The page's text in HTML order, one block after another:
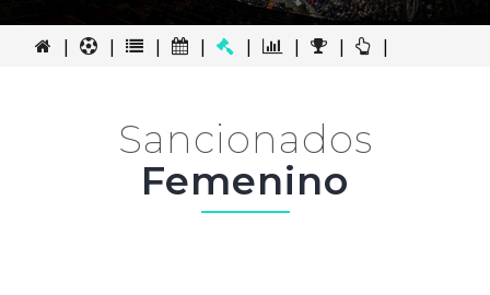
| | | | | | | |
Sancionados
Femenino